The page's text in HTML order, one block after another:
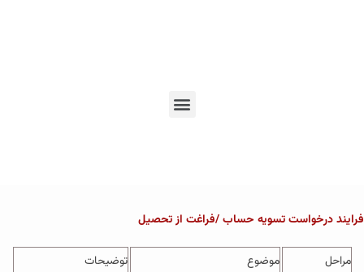
فرایند درخواست تسویه حساب /فراغت از تحصیل
مراحل موضوع
توضیحات